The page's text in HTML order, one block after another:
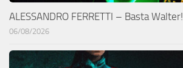
ALESSANDRO FERRETTI – Basta Walter!
06/08/2026